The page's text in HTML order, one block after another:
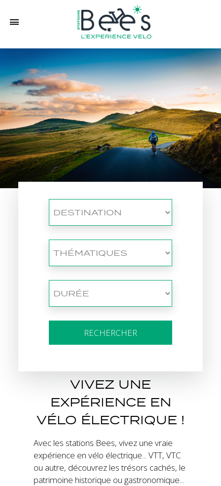
RECHERCHER
VIVEZ UNE
EXPÉRIENCE EN
VÉLO ÉLECTRIQUE !
Avec les stations Bees, vivez une vraie
expérience en vélo électrique... VTT, VTC
ou autre, découvrez les trésors cachés, le
patrimoine historique ou gastronomique...